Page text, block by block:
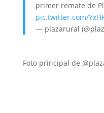
primer remate de
pic.twitter.com/
— plazarural
Foto principal de